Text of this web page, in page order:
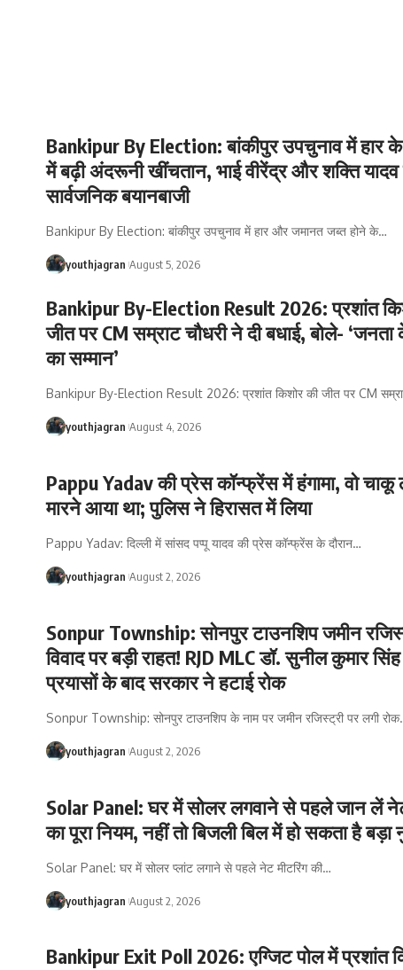
Bankipur By Election: बांकीपुर उपचुनाव में हार के
में बढ़ी अंदरूनी खींचतान, भाई वीरेंद्र और शक्ति
सार्वजनिक बयानबाजी
Bankipur By Election: बांकीपुर उपचुनाव में हार और जमानत जब्त होने के…
youthjagran August 5, 2026
Bankipur By-Election Result 2026: प्रशांत
जीत पर CM सम्राट चौधरी ने दी बधाई, बोले-
का सम्मान’
Bankipur By-Election Result 2026: प्रशांत किशोर की जीत पर CM
youthjagran August 4, 2026
Pappu Yadav की प्रेस कॉन्फ्रेंस में हंगामा, वो
मारने आया था; पुलिस ने हिरासत में लिया
Pappu Yadav: दिल्ली में सांसद पप्पू यादव की प्रेस कॉन्फ्रेंस के दौरान…
youthjagran August 2, 2026
Sonpur Township: सोनपुर टाउनशिप जमीन
विवाद पर बड़ी राहत! RJD MLC डॉ. सुनील कुमार
प्रयासों के बाद सरकार ने हटाई रोक
Sonpur Township: सोनपुर टाउनशिप के नाम पर जमीन रजिस्ट्री पर लगी रोक
youthjagran August 2, 2026
Solar Panel: घर में सोलर लगवाने से पहले जान लें
का पूरा नियम, नहीं तो बिजली बिल में हो सकता है
Solar Panel: घर में सोलर प्लांट लगाने से पहले नेट मीटरिंग की…
youthjagran August 2, 2026
Bankipur Exit Poll 2026: एग्जिट पोल में प्रशांत